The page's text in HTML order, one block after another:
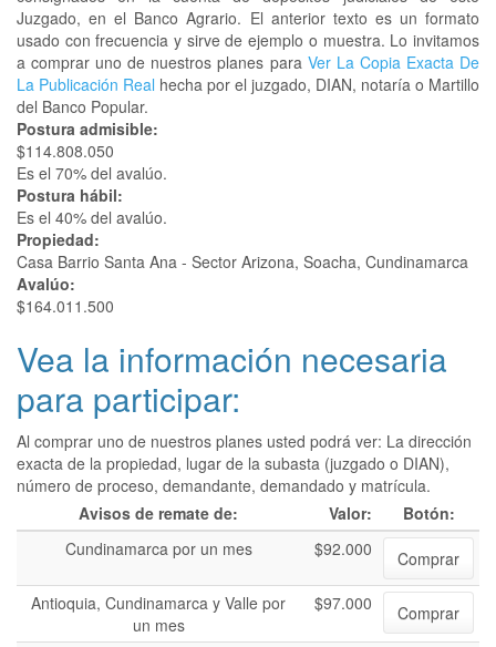
Juzgado, en el Banco Agrario. El anterior texto es un formato
usado con frecuencia y sirve de ejemplo o muestra. Lo invitamos
a comprar uno de nuestros planes para Ver La Copia Exacta De
La Publicación Real hecha por el juzgado, DIAN, notaría o Martillo
del Banco Popular.
Postura admisible:
$114.808.050
Es el 70% del avalúo.
Postura hábil:
Es el 40% del avalúo.
Propiedad:
Casa Barrio Santa Ana - Sector Arizona, Soacha, Cundinamarca
Avalúo:
$164.011.500
Vea la información necesaria
para participar:
Al comprar uno de nuestros planes usted podrá ver: La dirección
exacta de la propiedad, lugar de la subasta (juzgado o DIAN),
número de proceso, demandante, demandado y matrícula.
Avisos de remate de:
Valor:
Botón:
Cundinamarca por un mes
$92.000
Comprar
Antioquia, Cundinamarca y Valle por
un mes
$97.000 Comprar